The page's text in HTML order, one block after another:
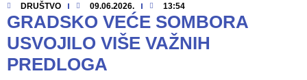
DRUŠTVO 09.06.2026. 13:54
GRADSKO VEĆE SOMBORA
USVOJILO VIŠE VAŽNIH
PREDLOGA